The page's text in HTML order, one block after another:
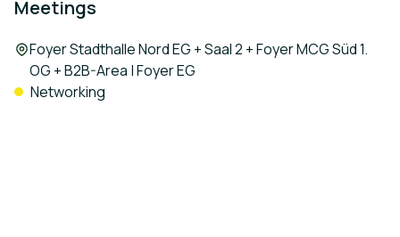
Meetings
Location:
Foyer Stadthalle Nord EG + Saal 2 + Foyer MCG Süd 1.
OG + B2B-Area | Foyer EG
Networking